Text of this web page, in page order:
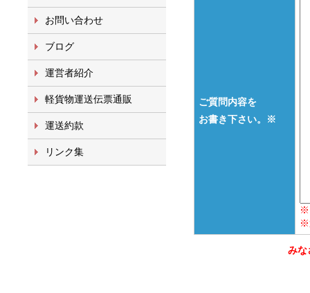
お問い合わせ
ブログ
運営者紹介
軽貨物運送伝票通販
運送約款
リンク集
ご質問内容を
お書き下さい。※
※
※
みな